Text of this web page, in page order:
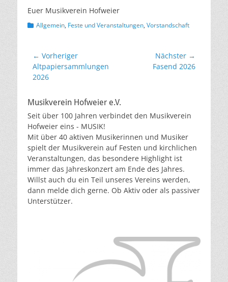
Euer Musikverein Hofweier
Kategorien
Allgemein, Feste und Veranstaltungen, Vorstandschaft
Beitragsnavigation
← Vorheriger
Vorheriger
Beitrag:
Altpapiersammlungen
2026
Nächster →
Fasend 2026
Musikverein Hofweier e.V.
Seit über 100 Jahren verbindet den Musikverein
Hofweier eins - MUSIK!
Mit über 40 aktiven Musikerinnen und Musiker
spielt der Musikverein auf Festen und kirchlichen
Veranstaltungen, das besondere Highlight ist
immer das Jahreskonzert am Ende des Jahres.
Willst auch du ein Teil unseres Vereins werden,
dann melde dich gerne. Ob Aktiv oder als passiver
Unterstützer.